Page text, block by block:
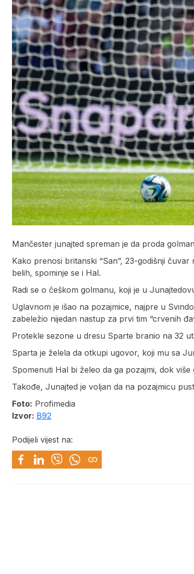
Mančester junajted spreman je da proda
Kako prenosi britanski “San”, 23-godišnji
belih, spominje se i Hal.
Radi se o češkom golmanu, koji je u
Uglavnom je išao na pozajmice, najpre u
zabeležio nijedan nastup za prvi tim “crvenih
Protekle sezone u dresu Sparte branio na 32
Sparta je želela da otkupi ugovor, koji mu sa
Spomenuti Hal bi želeo da ga pozajmi, dok
Takođe, Junajted je voljan da na pozajmicu
Foto: Profimedia
Izvor: B92
Podijeli vijest na: